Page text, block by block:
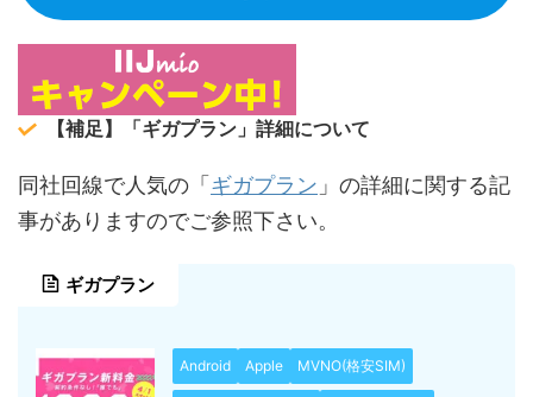
【補足】「ギガプラン」詳細について
同社回線で人気の「 ギガプラン 」の詳細に関する記
事がありますのでご参照下さい。
ギガプラン
Android Apple MVNO(格安SIM)